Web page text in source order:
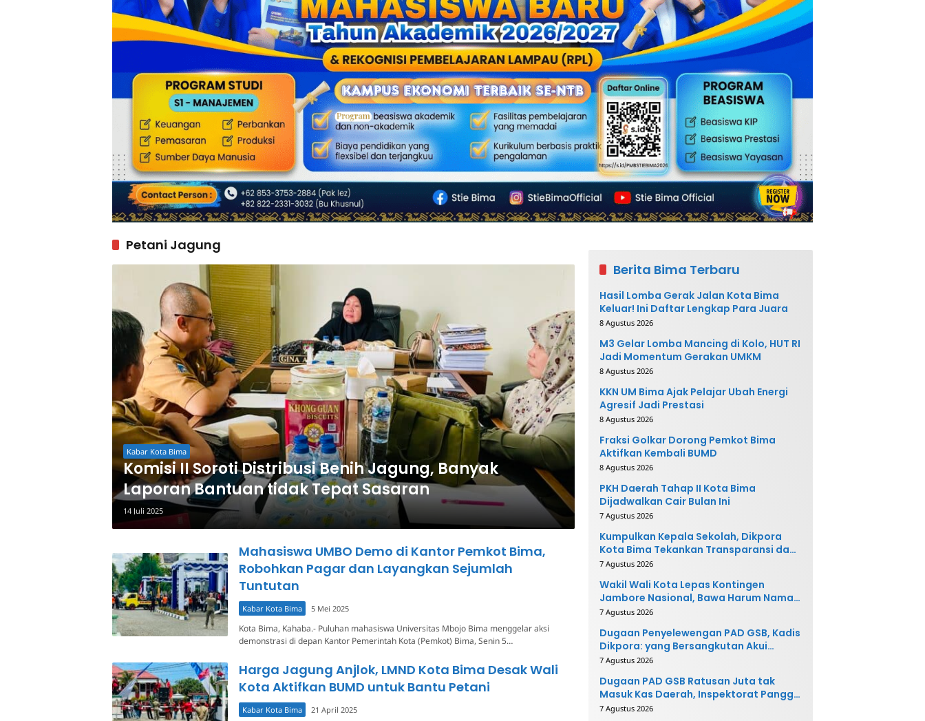
Petani Jagung
Kabar Kota Bima
Komisi II Soroti Distribusi Benih Jagung, Banyak
Laporan Bantuan tidak Tepat Sasaran
14 Juli 2025
Mahasiswa UMBO Demo di Kantor Pemkot Bima,
Robohkan Pagar dan Layangkan Sejumlah
Tuntutan
Kabar Kota Bima 5 Mei 2025
Kota Bima, Kahaba.- Puluhan mahasiswa Universitas Mbojo Bima menggelar aksi
demonstrasi di depan Kantor Pemerintah Kota (Pemkot) Bima, Senin 5…
Harga Jagung Anjlok, LMND Kota Bima Desak Wali
Kota Aktifkan BUMD untuk Bantu Petani
Kabar Kota Bima 21 April 2025
Berita Bima Terbaru
Hasil Lomba Gerak Jalan Kota Bima
Keluar! Ini Daftar Lengkap Para Juara
8 Agustus 2026
M3 Gelar Lomba Mancing di Kolo, HUT RI
Jadi Momentum Gerakan UMKM
8 Agustus 2026
KKN UM Bima Ajak Pelajar Ubah Energi
Agresif Jadi Prestasi
8 Agustus 2026
Fraksi Golkar Dorong Pemkot Bima
Aktifkan Kembali BUMD
8 Agustus 2026
PKH Daerah Tahap II Kota Bima
Dijadwalkan Cair Bulan Ini
7 Agustus 2026
Kumpulkan Kepala Sekolah, Dikpora
Kota Bima Tekankan Transparansi dan
Inovasi
7 Agustus 2026
Wakil Wali Kota Lepas Kontingen
Jambore Nasional, Bawa Harum Nama
Kota Bima
7 Agustus 2026
Dugaan Penyelewengan PAD GSB, Kadis
Dikpora: yang Bersangkutan Akui
Perbuatannya dan Siap
7 Agustus 2026
Dugaan PAD GSB Ratusan Juta tak
Masuk Kas Daerah, Inspektorat Panggil
Pihak Terkait
7 Agustus 2026